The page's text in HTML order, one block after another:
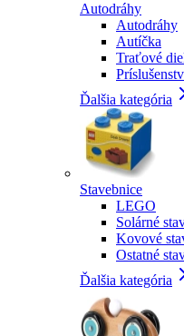
Autodráhy
Autodráhy
Autíčka
Traťové
Ďalšia kategória
Stavebnice
LEGO
Solárné
Kovové
Ostatné
Ďalšia kategória